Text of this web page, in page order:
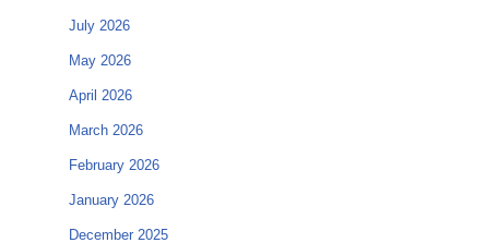
July 2026
May 2026
April 2026
March 2026
February 2026
January 2026
December 2025